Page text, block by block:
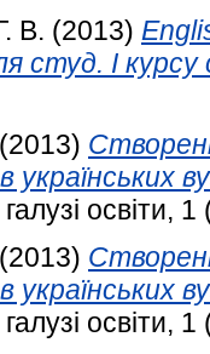
В. (2013)
студ. I курсу
(2013)
освіти,
(2013)
освіти,